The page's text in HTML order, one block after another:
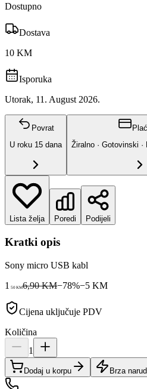
Dostupno
Dostava
10 KM
Isporuka
Utorak, 11. August 2026.
Povrat
U roku 15 dana
Žiralno · Gotovinski
Lista želja Poredi Podijeli
Kratki opis
Sony micro USB kabl
1
50 KM6,90 KM−78%−5 KM
Cijena uključuje PDV
Količina
1
Dodaj u korpu Brza